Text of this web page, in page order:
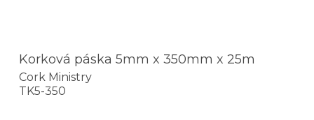
Korková páska 5mm x 350mm x 25m
Cork Ministry
TK5-350